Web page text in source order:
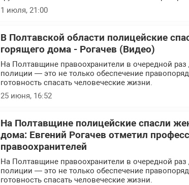
1 июля, 21:00
В Полтавской области полицейские
горящего дома - Рогачев (Видео)
На Полтавщине правоохранители в очередной раз
полиции — это не только обеспечение
готовность спасать человеческие жизни.
25 июня, 16:52
На Полтавщине полицейские спасли
дома: Евгений Рогачев отметил
правоохранителей
На Полтавщине правоохранители в очередной раз
полиции — это не только обеспечение
готовность спасать человеческие жизни.